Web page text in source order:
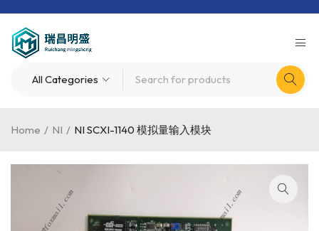
Home / NI / NI SCXI-1140 模拟量输入模块